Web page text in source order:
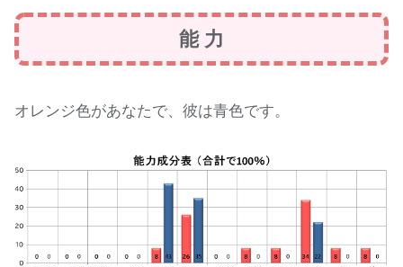
能 力
オレンジ色があなたで、彼は青色です。